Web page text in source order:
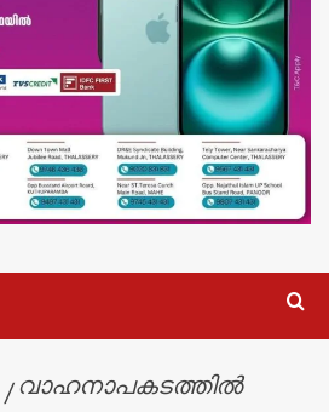
വാഹനാപകടത്തിൽ